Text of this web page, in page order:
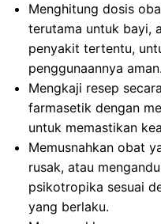
Menghitung dosis
terutama untuk bayi,
penyakit tertentu,
penggunaannya aman.
Mengkaji resep
farmasetik dengan
untuk memastikan
Memusnahkan obat
rusak, atau
psikotropika sesuai
yang berlaku.